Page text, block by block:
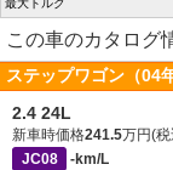
最大トルク
この車のカタログ
ステップワゴン（04
2.4 24L
新車時価格241.5万円(
JC08
-km/L